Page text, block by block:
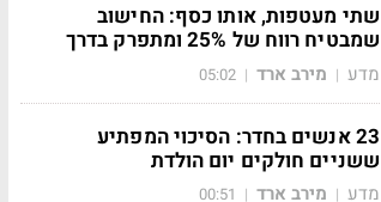
שתי מעטפות, אותו כסף: החישוב
שמבטיח רווח של 25% ומתפרק בדרך
מדע | מירב ארד |
05:02
23 אנשים בחדר: הסיכוי המפתיע
ששניים חולקים יום הולדת
מדע | מירב ארד |
00:51